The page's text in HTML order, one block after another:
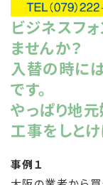
ビジネスフ
ませんか？
入替の時に
です。
やっぱり地
工事をしとけ
事例１